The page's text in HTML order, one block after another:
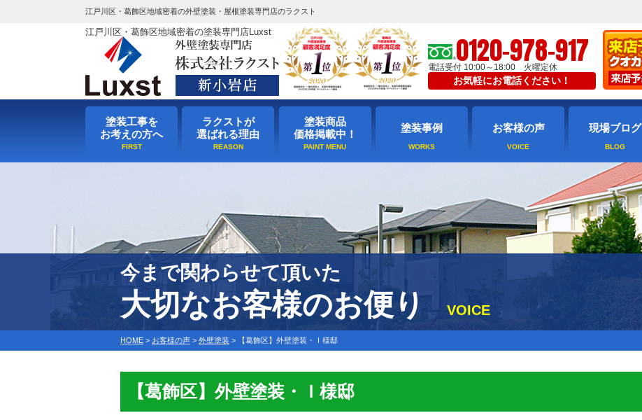
江戸川区・葛飾区地域密着の外壁塗装・屋根塗装専門店のラクスト
江戸川区・葛飾区地域密着の塗装専門店Luxst 0120-978-917
電話受付 10:00～18:00 火曜定休
お気軽にお電話ください！
塗装工事を
お考えの方へ
ラクストが
選ばれる理由
塗装商品
価格掲載中！
塗装事例 お客様の声 現場ブログ
今まで関わらせて頂いた
大切なお客様のお便り VOICE
HOME > お客様の声 > 外壁塗装 > 【葛飾区】外壁塗装・Ｉ様邸
【葛飾区】外壁塗装・Ｉ様邸